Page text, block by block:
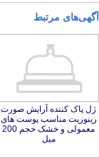
آگهی‌های مرتبط
ژل پاک کننده آرایش صورت
رینوزیت مناسب پوست‌ های
معمولی و خشک حجم 200
میل